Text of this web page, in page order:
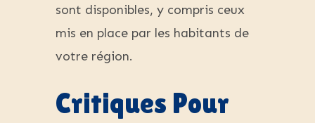
sont disponibles, y compris ceux
mis en place par les habitants de
votre région.
Critiques Pour